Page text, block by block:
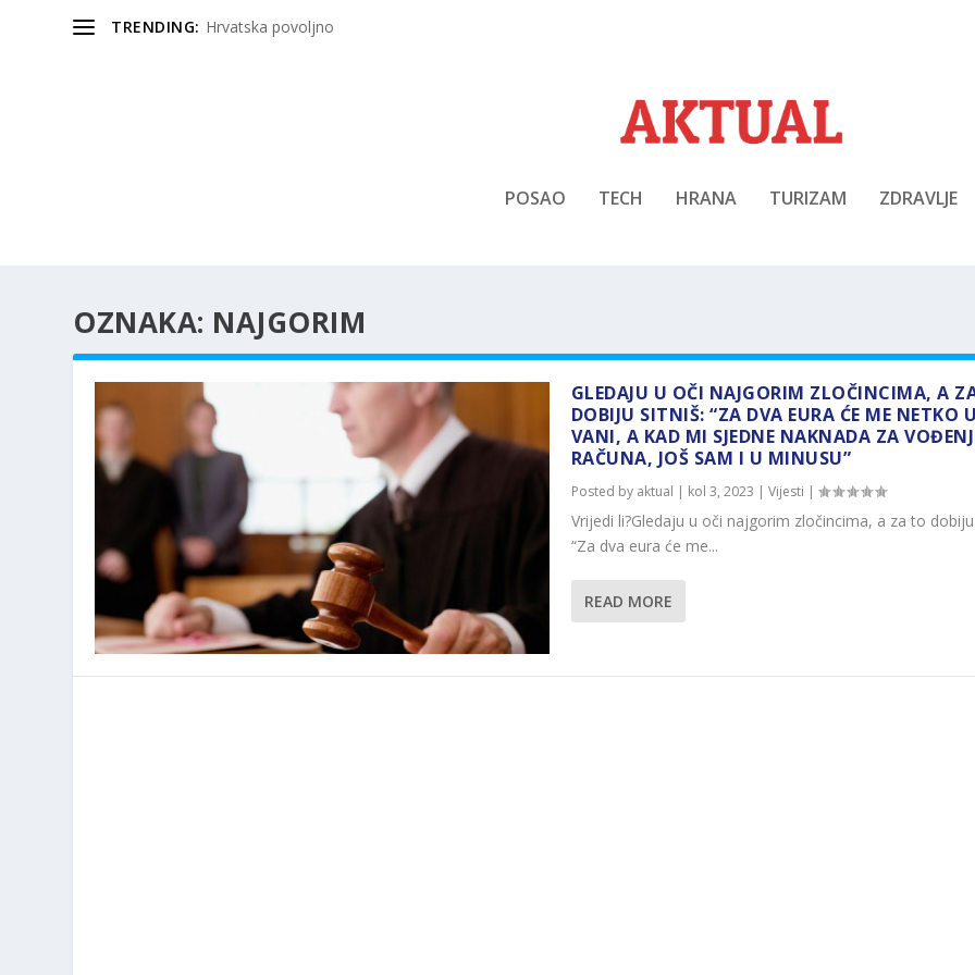
TRENDING: Hrvatska povoljno
POSAO TECH HRANA TURIZAM ZDRAVLJE
OZNAKA: NAJGORIM
GLEDAJU U OČI NAJGORIM ZLOČINCIMA, A
DOBIJU SITNIŠ: “ZA DVA EURA ĆE ME NETKO
VANI, A KAD MI SJEDNE NAKNADA ZA
RAČUNA, JOŠ SAM I U MINUSU”
Posted by aktual | kol 3, 2023 | Vijesti |
Vrijedi li?Gledaju u oči najgorim zločincima, a za to
“Za dva eura će me...
READ MORE